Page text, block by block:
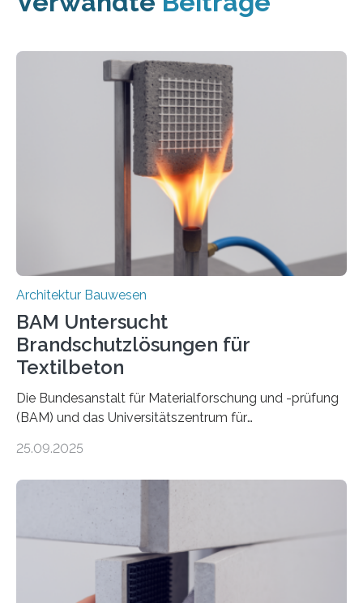
Architektur Bauwesen
BAM Untersucht
Brandschutzlösungen für
Textilbeton
Die Bundesanstalt für Materialforschung und -prüfung
(BAM) und das Universitätszentrum für
untersuchen in einem gemeinsamen Forschungsprojekt
Ziel ist es, die Einsatzmöglichkeiten dieses innovativen
sicherem und nachhaltigem Bauen zu leisten.
Textilbeton ist ein moderner Verbundwerkstoff, der aus
einer feinkörnigen Betonmatrix und einer textilen
Bewehrung besteht – meist aus Carbon-, Glas- oder
25.09.2025